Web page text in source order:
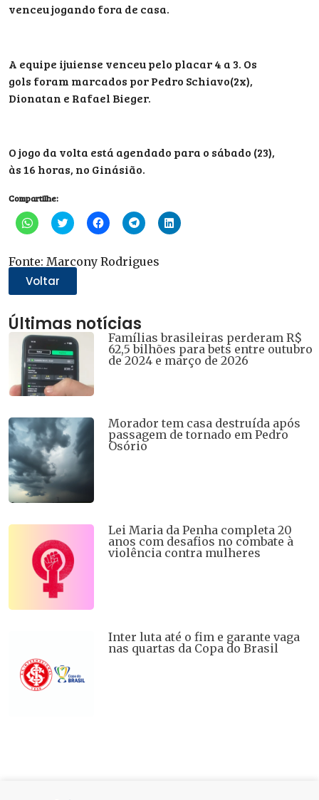
venceu jogando fora de casa.
A equipe ijuiense venceu pelo placar 4 a 3. Os
gols foram marcados por Pedro Schiavo(2x),
Dionatan e Rafael Bieger.
O jogo da volta está agendado para o sábado (23),
às 16 horas, no Ginásião.
Compartilhe:
Clique
para
WhatsApp(abre
em
nova
janela)
Clique
para
Twitter(abre
em
Clique
para
Facebook(abre
em
Clique
para
Telegram(abre
em
Clique
para
Fonte: Marcony Rodrigues
Voltar
Últimas notícias
Famílias brasileiras perderam R$
62,5 bilhões para bets entre outubro
de 2024 e março de 2026
Morador tem casa destruída após
passagem de tornado em Pedro
Osório
Lei Maria da Penha completa 20
anos com desafios no combate à
violência contra mulheres
Inter luta até o fim e garante vaga
nas quartas da Copa do Brasil